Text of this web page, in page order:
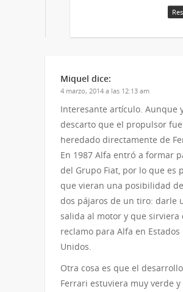
Miquel dice:
4 marzo, 2014 a las 12:13 am
Interesante artículo. Aunque
descarto que el propulsor
heredado directamente de
En 1987 Alfa entró a formar
del Grupo Fiat, por lo que es
que vieran una posibilidad
dos pájaros de un tiro: darle
salida al motor y que sirviera
reclamo para Alfa en Estados
Unidos.
Otra cosa es que el
Ferrari estuviera muy verde y